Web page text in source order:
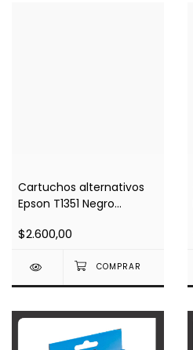
Cartuchos alternativos
Epson T1351 Negro
TX135)
$2.600,00